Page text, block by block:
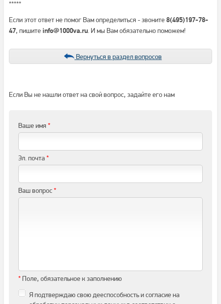
*****
Если этот ответ не помог Вам определиться - звоните 8(495)197-78-
47, пишите info@1000va.ru. И мы Вам обязательно поможем!
Вернуться в раздел вопросов
Если Вы не нашли ответ на свой вопрос, задайте его нам
Ваше имя *
Эл. почта*
Ваш вопрос*
*Поле, обязательное к заполнению
Я подтверждаю свою дееспособность и согласие на